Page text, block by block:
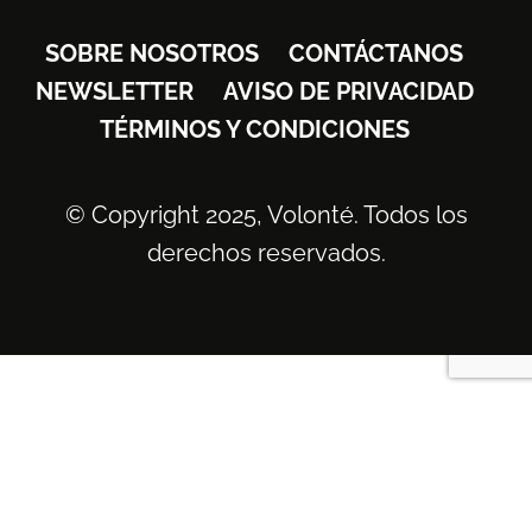
SOBRE NOSOTROS
CONTÁCTANOS
NEWSLETTER
AVISO DE PRIVACIDAD
TÉRMINOS Y CONDICIONES
© Copyright 2025, Volonté. Todos los
derechos reservados.